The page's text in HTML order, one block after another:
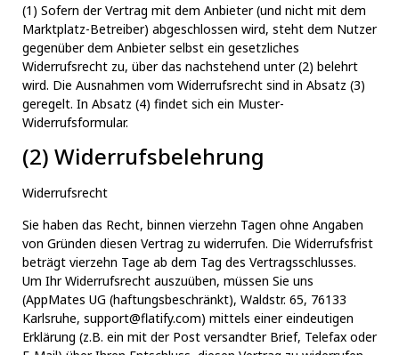
(1) Sofern der Vertrag mit dem Anbieter (und nicht mit dem
Marktplatz-Betreiber) abgeschlossen wird, steht dem Nutzer
gegenüber dem Anbieter selbst ein gesetzliches
Widerrufsrecht zu, über das nachstehend unter (2) belehrt
wird. Die Ausnahmen vom Widerrufsrecht sind in Absatz (3)
geregelt. In Absatz (4) findet sich ein Muster-
Widerrufsformular.
(2) Widerrufsbelehrung
Widerrufsrecht
Sie haben das Recht, binnen vierzehn Tagen ohne Angaben
von Gründen diesen Vertrag zu widerrufen. Die Widerrufsfrist
beträgt vierzehn Tage ab dem Tag des Vertragsschlusses.
Um Ihr Widerrufsrecht auszuüben, müssen Sie uns
(AppMates UG (haftungsbeschränkt), Waldstr. 65, 76133
Karlsruhe, support@flatify.com) mittels einer eindeutigen
Erklärung (z.B. ein mit der Post versandter Brief, Telefax oder